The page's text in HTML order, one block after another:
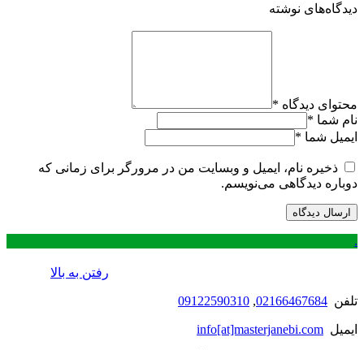
دیدگاه‌های نوشته
محتوای دیدگاه *
نام شما *
ایمیل شما *
ذخیره نام، ایمیل و وبسایت من در مرورگر برای زمانی که
دوباره دیدگاهی می‌نویسم.
.
رفتن به بالا
تلفن 02166467684
,
09122590310
ایمیل info[at]masterjanebi.com